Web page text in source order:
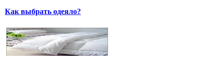
Как выбрать одеяло?